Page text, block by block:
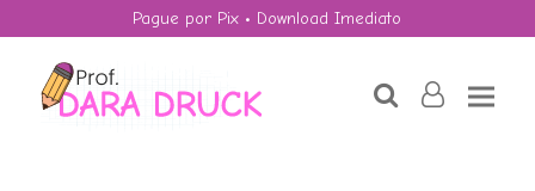
Pague por Pix • Download Imediato
searchuser-